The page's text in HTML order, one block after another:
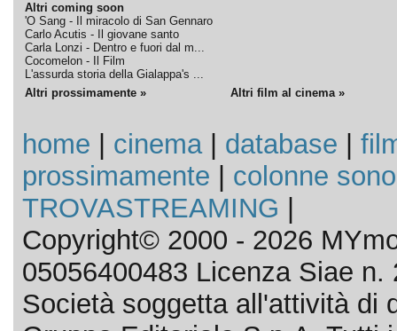
Altri coming soon
'O Sang - Il miracolo di San Gennaro
Carlo Acutis - Il giovane santo
Carla Lonzi - Dentro e fuori dal m...
Cocomelon - Il Film
L'assurda storia della Gialappa's ...
Altri prossimamente » Altri film al cinema »
home cinema| database
prossimamente
colonne
TROVASTREAMING
Copyright© 2000 - 2026
05056400483 Licenza Siae n.
Società soggetta all'attività di